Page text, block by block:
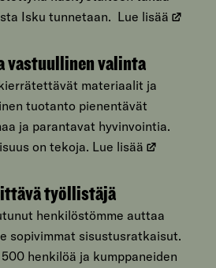
Isku tunnetaan. Lue lisää
vastuullinen valinta
materiaalit ja
tuotanto pienentävät
ja parantavat hyvinvointia.
on tekoja. Lue lisää
työllistäjä
henkilöstömme auttaa
sopivimmat sisustusratkaisut.
henkilöä ja kumppaneiden